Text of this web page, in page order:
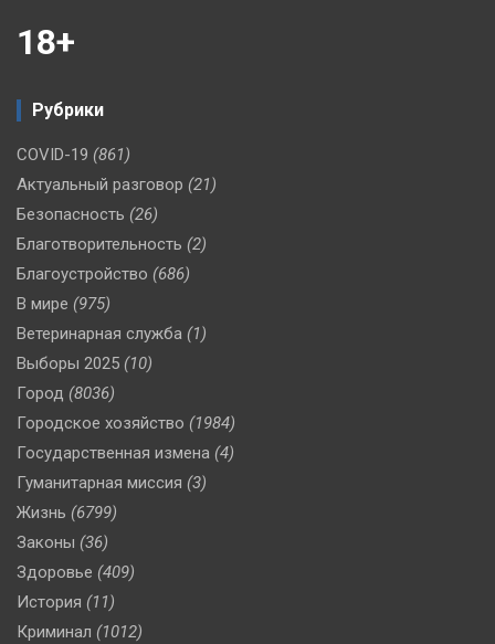
18+
Рубрики
COVID-19 (861)
Актуальный разговор (21)
Безопасность (26)
Благотворительность (2)
Благоустройство (686)
В мире (975)
Ветеринарная служба (1)
Выборы 2025 (10)
Город (8036)
Городское хозяйство (1984)
Государственная измена (4)
Гуманитарная миссия (3)
Жизнь (6799)
Законы (36)
Здоровье (409)
История (11)
Криминал (1012)